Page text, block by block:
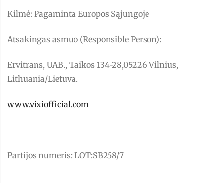
Kilmė: Pagaminta Europos Sąjungoje
Atsakingas asmuo (Responsible Person):
Ervitrans, UAB., Taikos 134-28,05226 Vilnius,
Lithuania/Lietuva.
www.vixiofficial.com
Partijos numeris: LOT:SB258/7